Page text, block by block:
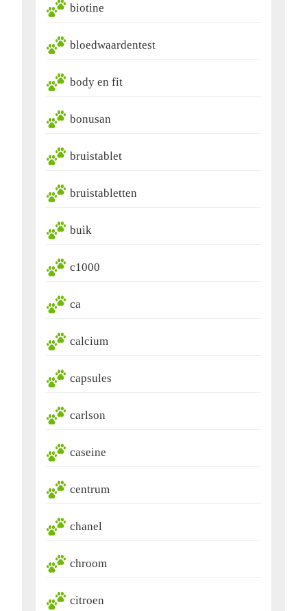
biotine
bloedwaardentest
body en fit
bonusan
bruistablet
bruistabletten
buik
c1000
ca
calcium
capsules
carlson
caseine
centrum
chanel
chroom
citroen